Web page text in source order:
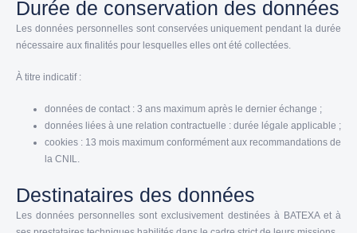
Durée de conservation des données
Les données personnelles sont conservées uniquement pendant la durée
nécessaire aux finalités pour lesquelles elles ont été collectées.
À titre indicatif :
données de contact : 3 ans maximum après le dernier échange ;
données liées à une relation contractuelle : durée légale applicable ;
cookies : 13 mois maximum conformément aux recommandations de
la CNIL.
Destinataires des données
Les données personnelles sont exclusivement destinées à BATEXA et à